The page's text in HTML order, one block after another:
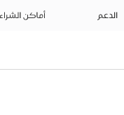
الدعم أماكن الشراء